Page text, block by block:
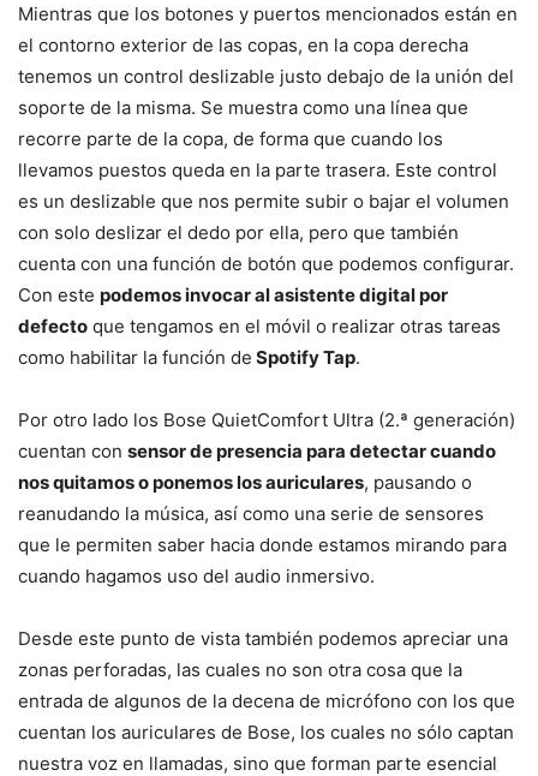
Mientras que los botones y puertos mencionados están en
el contorno exterior de las copas, en la copa derecha
tenemos un control deslizable justo debajo de la unión del
soporte de la misma. Se muestra como una línea que
recorre parte de la copa, de forma que cuando los
llevamos puestos queda en la parte trasera. Este control
es un deslizable que nos permite subir o bajar el volumen
con solo deslizar el dedo por ella, pero que también
cuenta con una función de botón que podemos configurar.
Con este podemos invocar al asistente digital por
defecto que tengamos en el móvil o realizar otras tareas
como habilitar la función de Spotify Tap.
Por otro lado los Bose QuietComfort Ultra (2.ª generación)
cuentan con sensor de presencia para detectar cuando
nos quitamos o ponemos los auriculares, pausando o
reanudando la música, así como una serie de sensores
que le permiten saber hacia donde estamos mirando para
cuando hagamos uso del audio inmersivo.
Desde este punto de vista también podemos apreciar una
zonas perforadas, las cuales no son otra cosa que la
entrada de algunos de la decena de micrófono con los que
cuentan los auriculares de Bose, los cuales no sólo captan
nuestra voz en llamadas, sino que forman parte esencial